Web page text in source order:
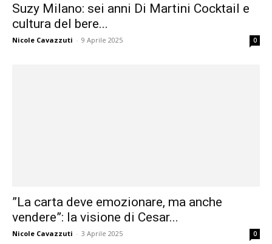
Suzy Milano: sei anni Di Martini Cocktail e
cultura del bere...
Nicole Cavazzuti - 9 Aprile 2025 0
”La carta deve emozionare, ma anche
vendere”: la visione di Cesar...
Nicole Cavazzuti - 3 Aprile 2025 0